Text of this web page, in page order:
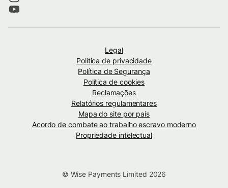
Legal
Política de privacidade
Política de Segurança
Política de cookies
Reclamações
Relatórios regulamentares
Mapa do site por país
Acordo de combate ao trabalho escravo moderno
Propriedade intelectual
© Wise Payments Limited 2026